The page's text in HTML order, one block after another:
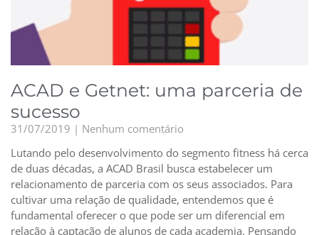
ACAD e Getnet: uma parceria de
sucesso
31/07/2019
Nenhum comentário
Lutando pelo desenvolvimento do segmento fitness há cerca
de duas décadas, a ACAD Brasil busca estabelecer um
relacionamento de parceria com os seus associados. Para
cultivar uma relação de qualidade, entendemos que é
fundamental oferecer o que pode ser um diferencial em
relação à captação de alunos de cada academia. Pensando